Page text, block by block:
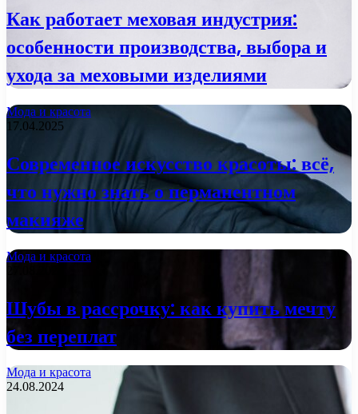
Как работает меховая индустрия:
особенности производства, выбора и
ухода за меховыми изделиями
Мода и красота
17.04.2025
Современное искусство красоты: всё,
что нужно знать о перманентном
макияже
Мода и красота
Шубы в рассрочку: как купить мечту
без переплат
Мода и красота
24.08.2024